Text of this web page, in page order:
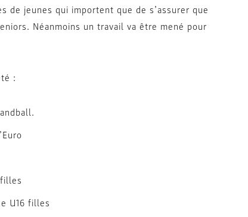
jeunes qui importent que de s’assurer que
Néanmoins un travail va être mené pour
:
U16 filles